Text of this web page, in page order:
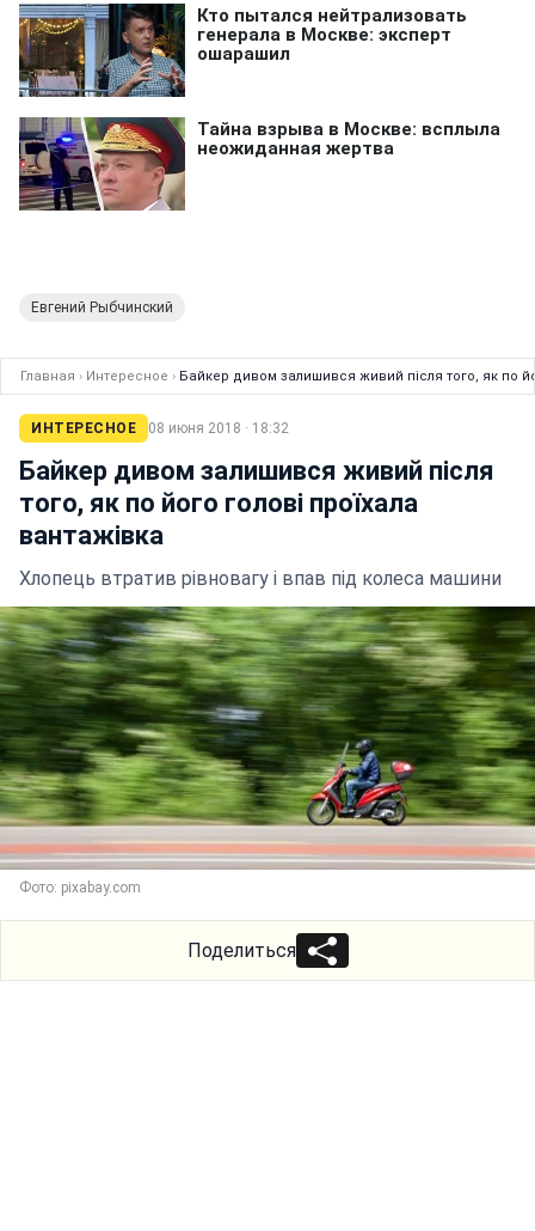
Евгений Рыбчинский
Главная › Интересное › Байкер дивом залишився живий після того, як по
ИНТЕРЕСНОЕ 08 июня 2018 · 18:32
Байкер дивом залишився живий після
того, як по його голові проїхала
вантажівка
Хлопець втратив рівновагу і впав під колеса машини
Фото: pixabay.com
Поделиться